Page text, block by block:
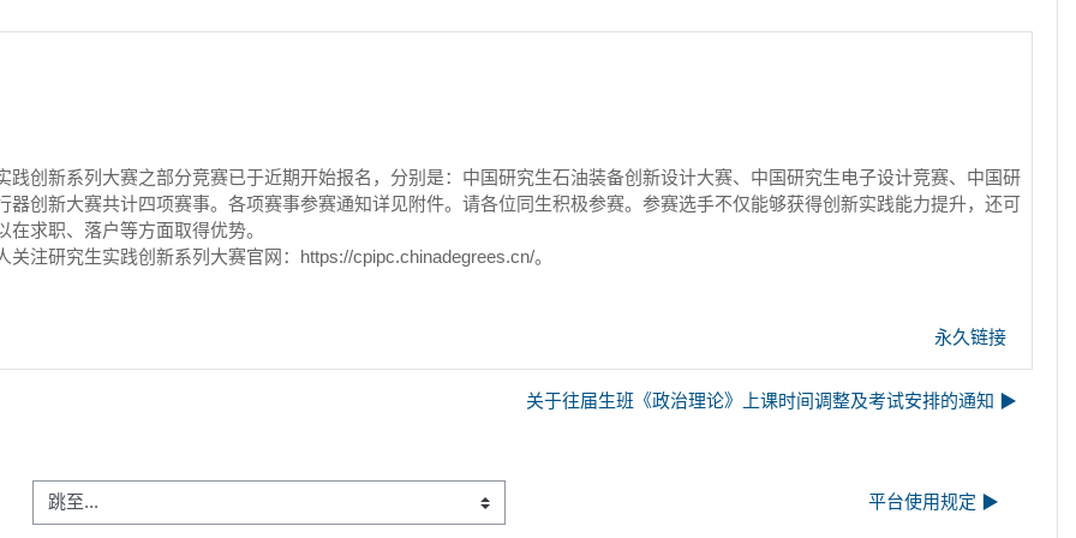
创新系列大赛之部分竞赛已于近期开始报名，分别是：中国研究生石油装备创新设计大赛、中国研究生电子设计竞赛、中国研
创新大赛共计四项赛事。各项赛事参赛通知详见附件。请各位同生积极参赛。参赛选手不仅能够获得创新实践能力提升，还可
求职、落户等方面取得优势。
注研究生实践创新系列大赛官网：https://cpipc.chinadegrees.cn/。
永久链接
关于往届生班《政治理论》上课时间调整及考试安排的通知 ▶︎
跳至... 平台使用规定 ▶︎